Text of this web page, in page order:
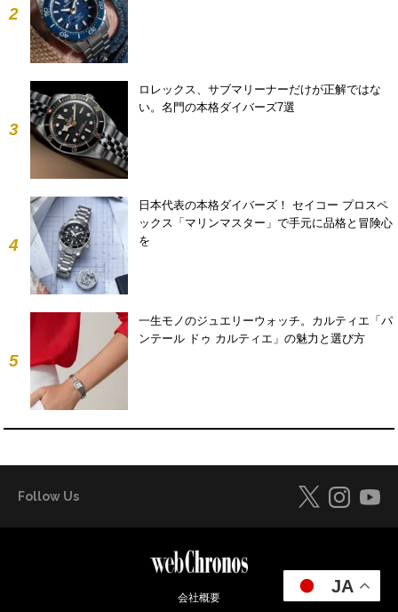
2
3
ロレックス、サブマリーナーだけが正解ではな
い。名門の本格ダイバーズ7選
4
日本代表の本格ダイバーズ！ セイコー プロスペ
ックス「マリンマスター」で手元に品格と冒険心
を
5
一生モノのジュエリーウォッチ。カルティエ「パ
ンテール ドゥ カルティエ」の魅力と選び方
Follow Us
会社概要
JA